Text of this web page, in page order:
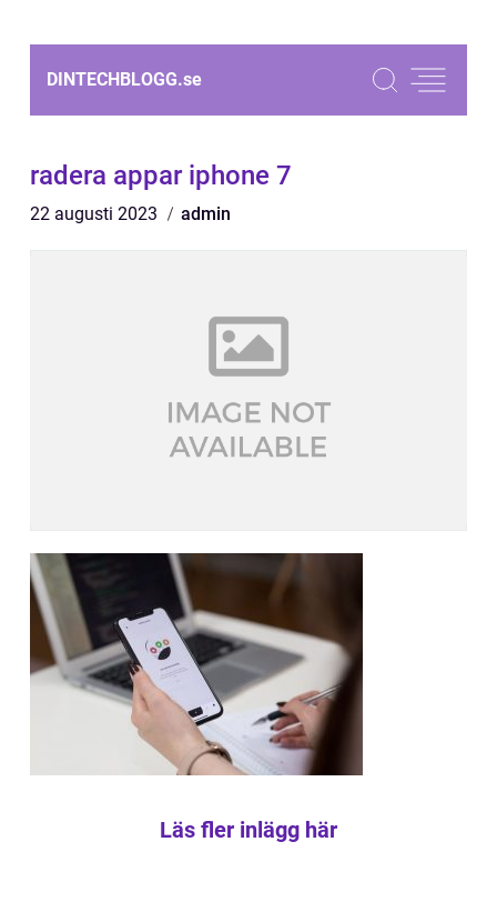
DINTECHBLOGG.se
radera appar iphone 7
22 augusti 2023 admin
Läs fler inlägg här